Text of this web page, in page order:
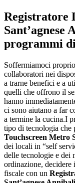
Registratore
Sant’agnese
programmi
Soffermiamoci
collaboratori nei
a trarne benefici e a
quelli che offrono il
hanno
ci sono aiutano a far
a termine la cucina.I
tipo di tecnologia che
Touchscreen Metro
dei locali in “self
delle tecnologie e dei
ordinazione, decidere
fiscale con un